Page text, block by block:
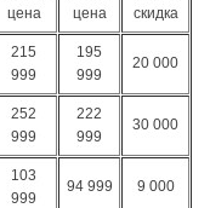
цена
цена
скидка
215
999
195
999
20 000
252
999
222
999
30 000
103
999
94 999 9 000